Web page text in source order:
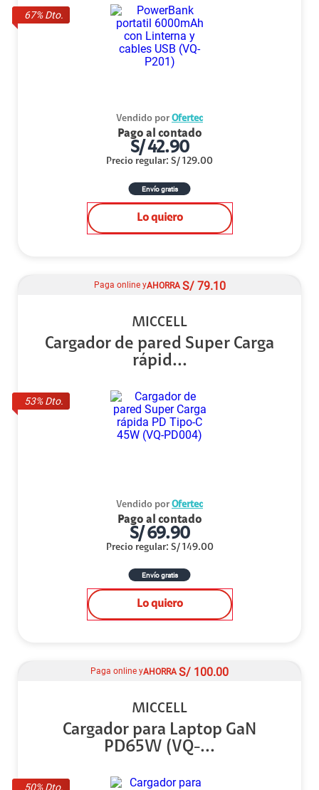
67% Dto.
Vendido por Ofertec
Pago al contado
S/42.90
Precio regular: S/ 129.00
Envío gratis
Lo quiero
53% Dto.
Paga online yAHORRA S/ 79.10
MICCELL
Cargador de pared Super Carga
rápid...
Vendido por Ofertec
Pago al contado
S/69.90
Precio regular: S/ 149.00
Envío gratis
Lo quiero
50% Dto.
Paga online yAHORRA S/ 100.00
MICCELL
Cargador para Laptop GaN
PD65W (VQ-...